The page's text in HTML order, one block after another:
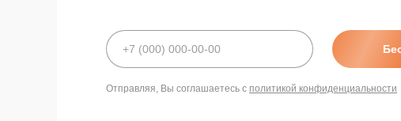
Отправляя, Вы соглашаетесь с политикой конфиденциальности